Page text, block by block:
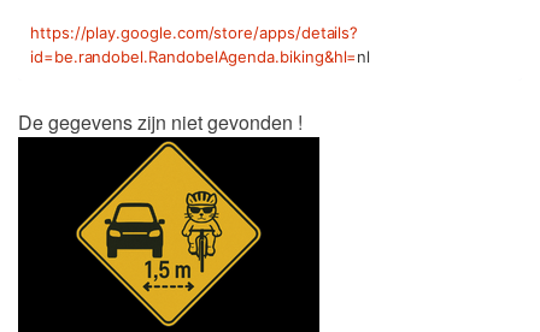
https://play.google.com/store/apps/details?
id=be.randobel.RandobelAgenda.biking&hl=nl
De gegevens zijn niet gevonden !